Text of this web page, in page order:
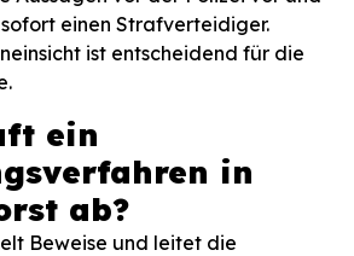
einen Strafverteidiger.
ist entscheidend für die
ein
in
ab?
Beweise und leitet die